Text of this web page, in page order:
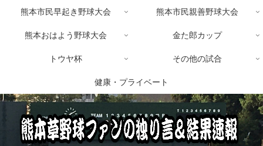
熊本市民早起き野球大会 熊本市民親善野球大会
熊本おはよう野球大会 金た郎カップ
トウヤ杯 その他の試合
健康・プライベート